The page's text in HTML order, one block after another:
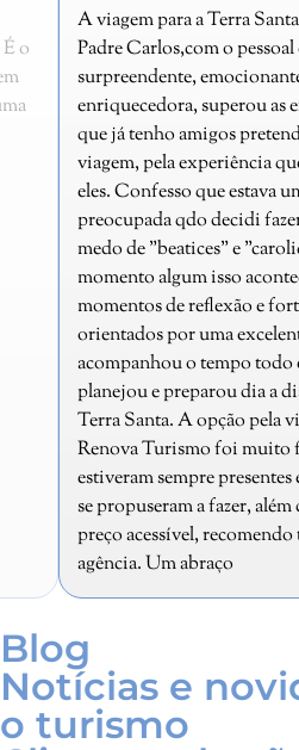
o grupo do
foi
tanto
essa
que passei a
sempre
que
estadia na
o que
passeio e a
Da viagem que
Amei.... A equipe
nos dando toda
em que saímos
voltamos pra cá.
quando alguém
essa atenção
ter o desejo de
Renova... O fato
os gastos
lugares onde
positivo também
despreocupados.
falam em viajar
que eu indico...
tratando o cliente
experimentar..
desejo a Renova
Blog
Notícias e
o turismo